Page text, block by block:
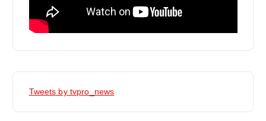
Tweets by tvpro_news